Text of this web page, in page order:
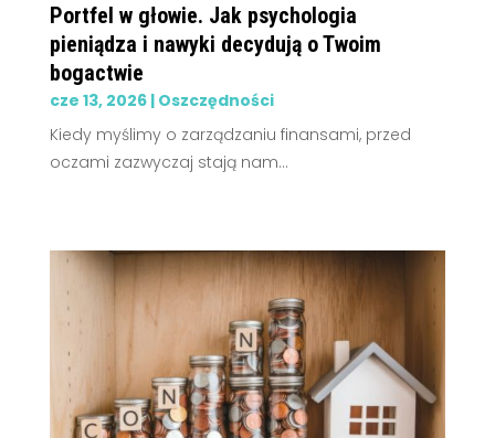
Portfel w głowie. Jak psychologia
pieniądza i nawyki decydują o Twoim
bogactwie
cze 13, 2026| Oszczędności
Kiedy myślimy o zarządzaniu finansami, przed
oczami zazwyczaj stają nam...